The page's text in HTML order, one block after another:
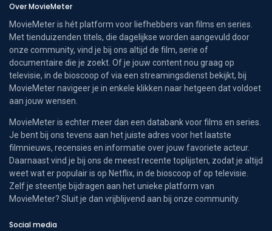
Over MovieMeter
MovieMeter is hét platform voor liefhebbers van films en series.
Met tienduizenden titels, die dagelijkse worden aangevuld door
onze community, vind je bij ons altijd de film, serie of
documentaire die je zoekt. Of je jouw content nou graag op
televisie, in de bioscoop of via een streamingsdienst bekijkt, bij
MovieMeter navigeer je in enkele klikken naar hetgeen dat voldoet
aan jouw wensen.
MovieMeter is echter meer dan een databank voor films en series.
Je bent bij ons tevens aan het juiste adres voor het laatste
filmnieuws, recensies en informatie over jouw favoriete acteur.
Daarnaast vind je bij ons de meest recente toplijsten, zodat je altijd
weet wat er populair is op Netflix, in de bioscoop of op televisie.
Zelf je steentje bijdragen aan het unieke platform van
MovieMeter? Sluit je dan vrijblijvend aan bij onze community.
Social media